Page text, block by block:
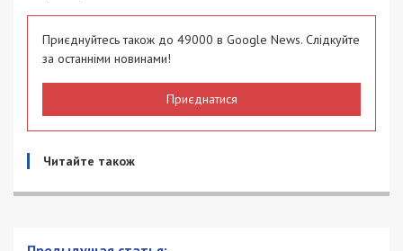
Приєднуйтесь також до 49000 в Google News. Слідкуйте
за останніми новинами!
Приєднатися
Читайте також